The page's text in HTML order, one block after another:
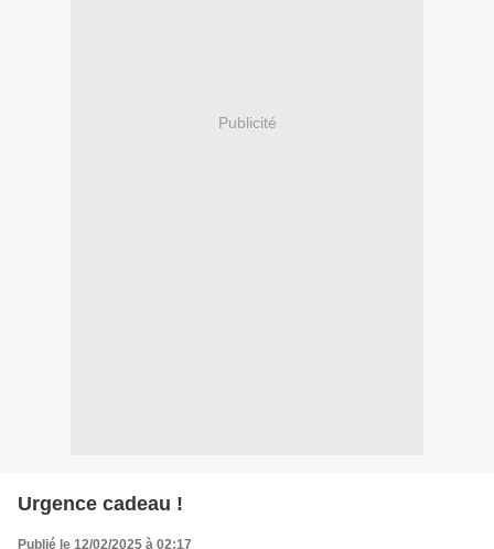
Publicité
Urgence cadeau !
Publié le 12/02/2025 à 02:17